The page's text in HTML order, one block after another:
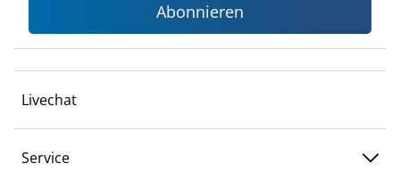
Abonnieren
Livechat
Service